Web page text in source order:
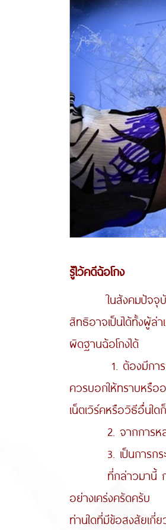
รู้ไว้คดีฉ้อโกง
ในสังคมปัจจุบันที่
สิทธิอาจเป็นได้ทั้งผู้ล่
ผิดฐานฉ้อโกงได้
1. ต้องมีการกระท
ควรบอกให้ทราบหรือ
เน็ตเวิร์คหรือวิธีอื่นใด
2. จากการหลอก
3. เป็นการกระทำ
ที่กล่าวมานี้ การจ
อย่างเคร่งครัดครับ
ท่านใดที่มีข้อสงสัยเกี่